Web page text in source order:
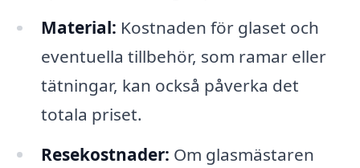
Material: Kostnaden för glaset och
eventuella tillbehör, som ramar eller
tätningar, kan också påverka det
totala priset.
Resekostnader: Om glasmästaren